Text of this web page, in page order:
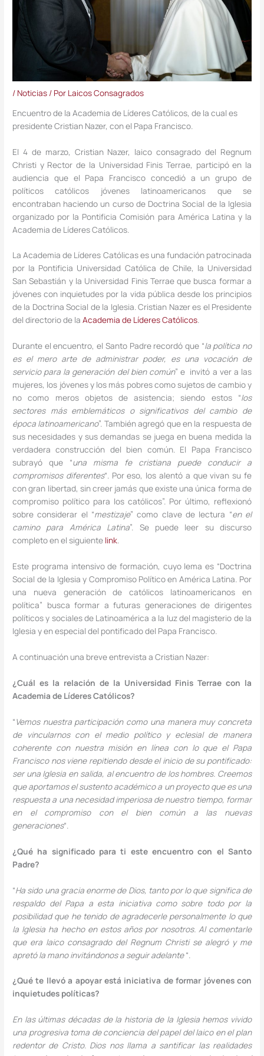
/ Noticias / Por Laicos Consagrados
Encuentro de la Academia de Líderes Católicos, de la cual es
presidente Cristian Nazer, con el Papa Francisco.
El 4 de marzo, Cristian Nazer, laico consagrado del Regnum
Christi y Rector de la Universidad Finis Terrae, participó en la
audiencia que el Papa Francisco concedió a un grupo de
políticos católicos jóvenes latinoamericanos que se
encontraban haciendo un curso de Doctrina Social de la Iglesia
organizado por la Pontificia Comisión para América Latina y la
Academia de Líderes Católicos.
La Academia de Líderes Católicas es una fundación patrocinada
por la Pontificia Universidad Católica de Chile, la Universidad
San Sebastián y la Universidad Finis Terrae que busca formar a
jóvenes con inquietudes por la vida pública desde los principios
de la Doctrina Social de la Iglesia. Cristian Nazer es el Presidente
del directorio de laAcademia de Líderes Católicos.
Durante el encuentro, el Santo Padre recordó que “la política no
es el mero arte de administrar poder, es una vocación de
servicio para la generación del bien común” e invitó a ver a las
mujeres, los jóvenes y los más pobres como sujetos de cambio y
no como meros objetos de asistencia; siendo estos “los
sectores más emblemáticos o significativos del cambio de
época latinoamericano”. También agregó que en la respuesta de
sus necesidades y sus demandas se juega en buena medida la
verdadera construcción del bien común. El Papa Francisco
subrayó que “una misma fe cristiana puede conducir a
compromisos diferentes“. Por eso, los alentó a que vivan su fe
con gran libertad, sin creer jamás que existe una única forma de
compromiso político para los católicos”. Por último, reflexionó
sobre considerar el “mestizaje” como clave de lectura “en el
camino para América Latina”. Se puede leer su discurso
completo en el siguiente link.
Este programa intensivo de formación, cuyo lema es “Doctrina
Social de la Iglesia y Compromiso Político en América Latina. Por
una nueva generación de católicos latinoamericanos en
política” busca formar a futuras generaciones de dirigentes
políticos y sociales de Latinoamérica a la luz del magisterio de la
Iglesia y en especial del pontificado del Papa Francisco.
A continuación una breve entrevista a Cristian Nazer:
¿Cuál es la relación de la Universidad Finis Terrae con la
Academia de Líderes Católicos?
“Vemos nuestra participación como una manera muy concreta
de vincularnos con el medio político y eclesial de manera
coherente con nuestra misión en línea con lo que el Papa
Francisco nos viene repitiendo desde el inicio de su pontificado:
ser una Iglesia en salida, al encuentro de los hombres. Creemos
que aportamos el sustento académico a un proyecto que es una
respuesta a una necesidad imperiosa de nuestro tiempo, formar
en el compromiso con el bien común a las nuevas
generaciones“.
¿Qué ha significado para ti este encuentro con el Santo
Padre?
“Ha sido una gracia enorme de Dios, tanto por lo que significa de
respaldo del Papa a esta iniciativa como sobre todo por la
posibilidad que he tenido de agradecerle personalmente lo que
la Iglesia ha hecho en estos años por nosotros. Al comentarle
que era laico consagrado del Regnum Christi se alegró y me
apretó la mano invitándonos a seguir adelante“.
¿Qué te llevó a apoyar está iniciativa de formar jóvenes con
inquietudes políticas?
En las últimas décadas de la historia de la Iglesia hemos vivido
una progresiva toma de conciencia del papel del laico en el plan
redentor de Cristo. Dios nos llama a santificar las realidades